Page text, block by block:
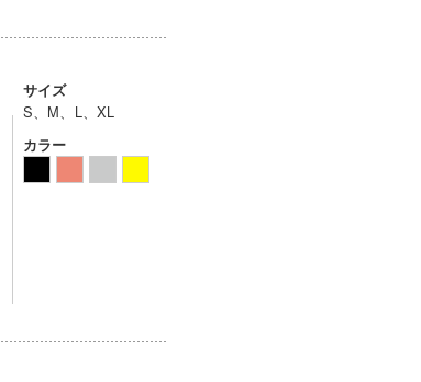
サイズ
S、M、L、XL
カラー